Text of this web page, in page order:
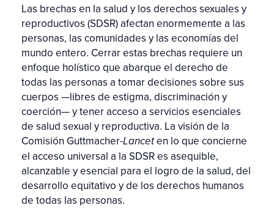
Las brechas en la salud y los derechos sexuales y
reproductivos (SDSR) afectan enormemente a las
personas, las comunidades y las economías del
mundo entero. Cerrar estas brechas requiere un
enfoque holístico que abarque el derecho de
todas las personas a tomar decisiones sobre sus
cuerpos —libres de estigma, discriminación y
coerción— y tener acceso a servicios esenciales
de salud sexual y reproductiva. La visión de la
Comisión Guttmacher-Lanceten lo que concierne
el acceso universal a la SDSR es asequible,
alcanzable y esencial para el logro de la salud, del
desarrollo equitativo y de los derechos humanos
de todas las personas.